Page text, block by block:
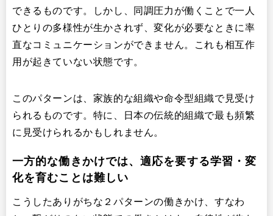
できるものです。しかし、同調圧力が働くことで一人
ひとりの多様性が生かされず、変化が必要なときに率
直なコミュニケーションができません。これも相互作
用が起きていない状態です。
このパターンは、家族的な組織や命令型組織で見受け
られるものです。特に、日本の伝統的組織で最も頻繁
に見受けられるかもしれません。
一方的な働きかけでは、適応を要する学習・変
化を育むことは難しい
こうしたありがちな２パターンの働きかけ、すなわ